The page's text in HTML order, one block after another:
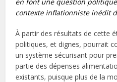
contexte inflationniste inédit
À partir des résultats de cette
politiques, et dignes, pourrait
un système sécurisant pour
partie des dépenses
existants, puisque plus de la